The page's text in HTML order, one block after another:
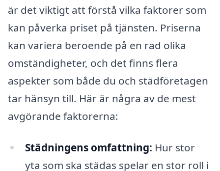
är det viktigt att förstå vilka faktorer som
kan påverka priset på tjänsten. Priserna
kan variera beroende på en rad olika
omständigheter, och det finns flera
aspekter som både du och städföretagen
tar hänsyn till. Här är några av de mest
avgörande faktorerna:
Städningens omfattning: Hur stor
yta som ska städas spelar en stor roll i